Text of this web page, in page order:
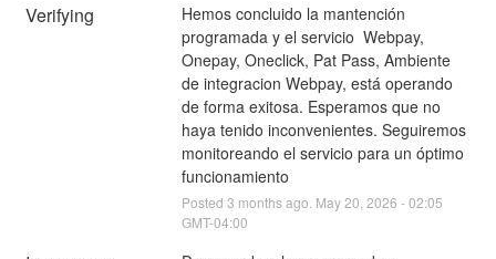
Verifying
Hemos concluido la mantención
programada y el servicio  Webpay,
Onepay, Oneclick, Pat Pass, Ambiente
de integracion Webpay, está operando
de forma exitosa. Esperamos que no
haya tenido inconvenientes. Seguiremos
monitoreando el servicio para un óptimo
funcionamiento
Posted 3 months ago. May20 2026 -02:05
GMT-04:00